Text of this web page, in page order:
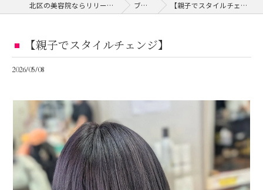
北区の美容院ならリリー美容室 ブログ 【親子でスタイルチェンジ】
【親子でスタイルチェンジ】
2026/05/08